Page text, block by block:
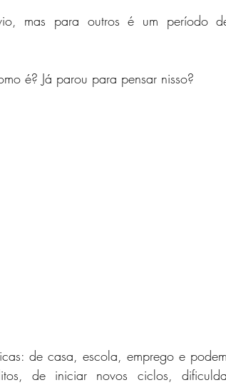
mas para outros é um período
é? Já parou para pensar nisso?
de casa, escola, emprego e
de iniciar novos ciclos,